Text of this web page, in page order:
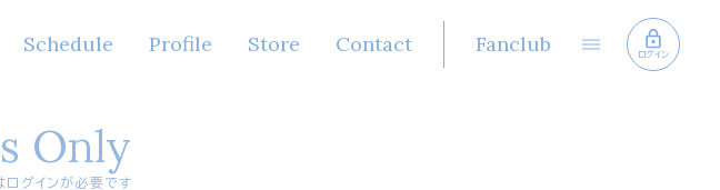
Schedule Profile Store Contact Fanclub ログイン
Only
ログインが必要です